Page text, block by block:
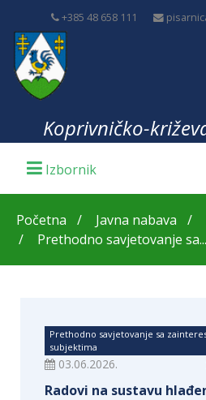
+385 48 658 111
Koprivničko-
Početna Javna nabava
Prethodno savjetovanje sa...
Prethodno savjetovanje sa
subjektima
03.06.2026.
Radovi na sustavu